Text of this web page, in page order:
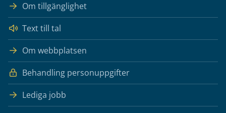
Om tillgänglighet
Text till tal
Om webbplatsen
Behandling personuppgifter
Lediga jobb